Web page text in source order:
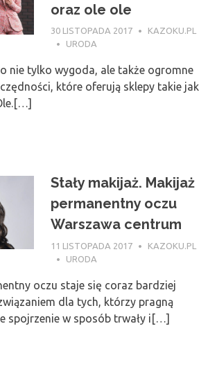
oraz ole ole
30 LISTOPADA 2017
KAZOKU.PL
URODA
nie tylko wygoda, ale także ogromne
które oferują sklepy takie jak
Stały makijaż. Makijaż
permanentny oczu
Warszawa centrum
11 LISTOPADA 2017
KAZOKU.PL
URODA
oczu staje się coraz bardziej
dla tych, którzy pragną
spojrzenie w sposób trwały i[…]